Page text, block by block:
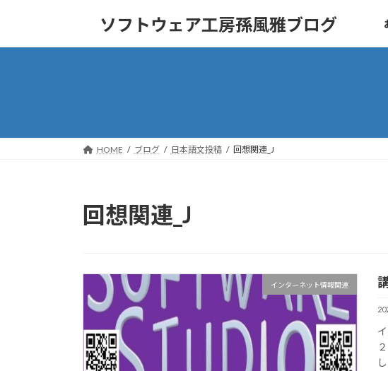
ソフトウェア工房孫風雅ブログ
HOME ブログ 日本語文投稿 回想関連_J
回想関連_J
インターネット情報関連